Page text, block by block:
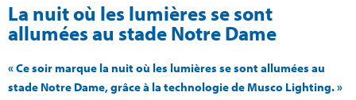
La nuit où les lumières se sont
allumées au stade Notre Dame
« Ce soir marque la nuit où les lumières se sont allumées au
stade Notre Dame, grâce à la technologie de Musco Lighting. »